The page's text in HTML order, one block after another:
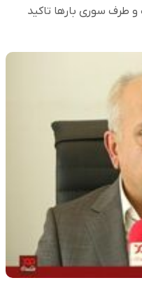
طرف سوری بارها تاکید